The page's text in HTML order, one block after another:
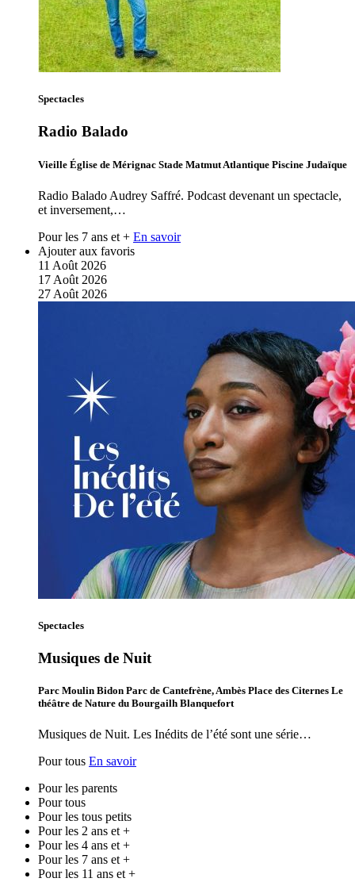
Spectacles
Radio Balado
Vieille Église de Mérignac Stade Matmut Atlantique Piscine Judaïque
Radio Balado Audrey Saffré. Podcast devenant un spectacle,
et inversement,…
Pour les 7 ans et + En savoir
Ajouter aux favoris
11 Août 2026
17 Août 2026
27 Août 2026
Spectacles
Musiques de Nuit
Parc Moulin Bidon Parc de Cantefrène, Ambès Place des Citernes Le
théâtre de Nature du Bourgailh Blanquefort
Musiques de Nuit. Les Inédits de l’été sont une série…
Pour tous En savoir
Pour les parents
Pour tous
Pour les tous petits
Pour les 2 ans et +
Pour les 4 ans et +
Pour les 7 ans et +
Pour les 11 ans et +